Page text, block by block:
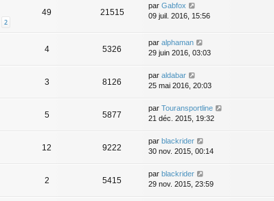
2
49 21515
par Gabfox
09 juil. 2016, 15:56
4 5326
par alphaman
29 juin 2016, 03:03
3 8126
par aldabar
25 mai 2016, 20:03
5 5877
par Touransportline
21 déc. 2015, 19:32
12 9222
par blackrider
30 nov. 2015, 00:14
2 5415
par blackrider
29 nov. 2015, 23:59